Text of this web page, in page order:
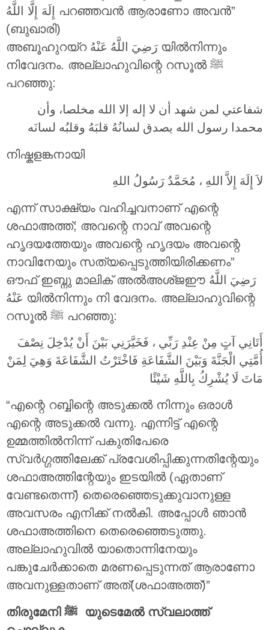
إِلَهَ إِلَّا اللَّهُ പറഞ്ഞവൻ ആരാണോ അവൻ”
(ബുഖാരി)
അബൂഹുറയ്റ
യിൽനിന്നും
നിവേദനം. അല്ലാഹുവിന്റെ റസൂൽ ‎ﷺ
പറഞ്ഞു:
شفاعتي لمن شهد أن لا إله إلا الله مخلصا، وأن
محمدا رسول الله يصدق لسانُهُ قلبَهُ وقلبُه لسانَه
നിഷ്കളങ്കനായി
لاَ إِلَهَ إِلاَّ اللهِ ، مُحَمَّدٌ رَسُولُ اللهِ
എന്ന് സാക്ഷ്യം വഹിച്ചവനാണ് എന്റെ
ശഫാഅത്ത്; അവന്റെ നാവ് അവന്റെ
ഹൃദയത്തേയും അവന്റെ ഹൃദയം അവന്റെ
നാവിനേയും സത്യപ്പെടുത്തിയിരിക്കണം”
ഔഫ് ഇബ്നു മാലിക് അൽഅശ്ജഈ رَضِيَ اللَّهُ
യിൽനിന്നും നി വേദനം. അല്ലാഹുവിന്റെ
റസൂൽ ﷺ പറഞ്ഞു:
أَتَانِي آتٍ مِنْ عِنْدِ رَبِّي ، فَخَيَّرَنِي بَيْنَ أَنْ يُدْخِلَ نِصْفَ
أُمَّتِي الْجَنَّةَ وَبَيْنَ الشَّفَاعَةِ فَاخْتَرْتُ الشَّفَاعَةَ وَهِيَ لِمَنْ
مَاتَ لَا يُشْرِكُ بِاللَّهِ شَيْئًا
“എന്റെ റബ്ബിന്റെ അടുക്കൽ നിന്നും ഒരാൾ
എന്റെ അടുക്കൽ വന്നു. എന്നിട്ട് എന്റെ
ഉമ്മത്തിൽനിന്ന് പകുതിപേരെ
സ്വർഗ്ഗത്തിലേക്ക് പ്രവേശിപ്പിക്കുന്നതിന്റേയും
ശഫാഅത്തിന്റേയും ഇടയിൽ (ഏതാണ്
വേണ്ടതെന്ന്) തെരെഞ്ഞെടുക്കുവാനുള്ള
അവസരം എനിക്ക് നൽകി. അപ്പോൾ ഞാൻ
ശഫാഅത്തിനെ തെരെഞ്ഞെടുത്തു.
അല്ലാഹുവിൽ യാതൊന്നിനേയും
പങ്കുചേർക്കാതെ മരണപ്പെടുന്നത് ആരാണോ
അവനുള്ളതാണ് അത്(ശഫാഅത്ത്)”
തിരുമേനി ‎ﷺ യുടെമേൽ സ്വലാത്ത്